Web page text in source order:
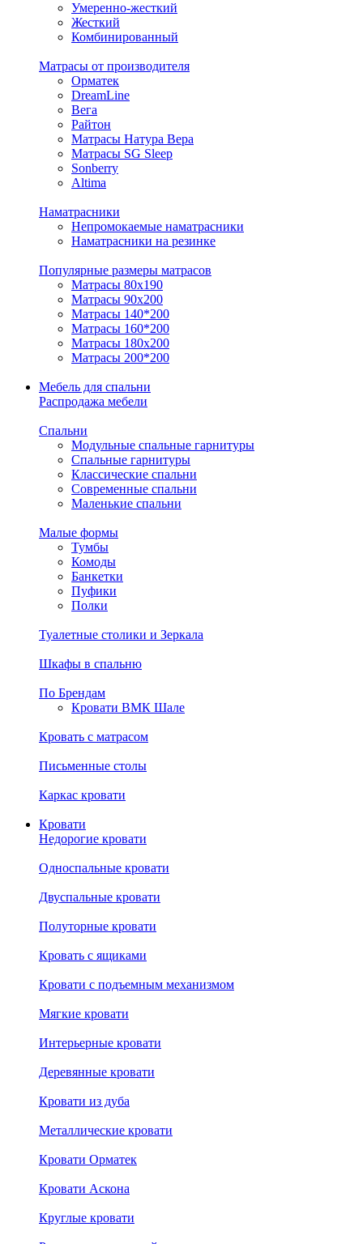
Умеренно-жесткий
Жесткий
Комбинированный
Матрасы от производителя
Орматек
DreamLine
Вега
Райтон
Матрасы Натура Вера
Матрасы SG Sleep
Sonberry
Altima
Наматрасники
Непромокаемые наматрасники
Наматрасники на резинке
Популярные размеры матрасов
Матрасы 80x190
Матрасы 90x200
Матрасы 140*200
Матрасы 160*200
Матрасы 180x200
Матрасы 200*200
Мебель для спальни
Распродажа мебели
Спальни
Модульные спальные гарнитуры
Спальные гарнитуры
Классические спальни
Современные спальни
Маленькие спальни
Малые формы
Тумбы
Комоды
Банкетки
Пуфики
Полки
Туалетные столики и Зеркала
Шкафы в спальню
По Брендам
Кровати ВМК Шале
Кровать с матрасом
Письменные столы
Каркас кровати
Кровати
Недорогие кровати
Односпальные кровати
Двуспальные кровати
Полуторные кровати
Кровать с ящиками
Кровати с подъемным механизмом
Мягкие кровати
Интерьерные кровати
Деревянные кровати
Кровати из дуба
Металлические кровати
Кровати Орматек
Кровати Аскона
Круглые кровати